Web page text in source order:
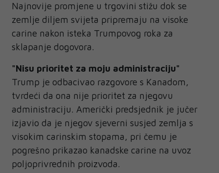
Najnovije promjene u trgovini stižu dok se
zemlje diljem svijeta pripremaju na visoke
carine nakon isteka Trumpovog roka za
sklapanje dogovora.
"Nisu prioritet za moju administraciju"
Trump je odbacivao razgovore s Kanadom,
tvrdeći da ona nije prioritet za njegovu
administraciju. Američki predsjednik je jučer
izjavio da je njegov sjeverni susjed zemlja s
visokim carinskim stopama, pri čemu je
pogrešno prikazao kanadske carine na uvoz
poljoprivrednih proizvoda.